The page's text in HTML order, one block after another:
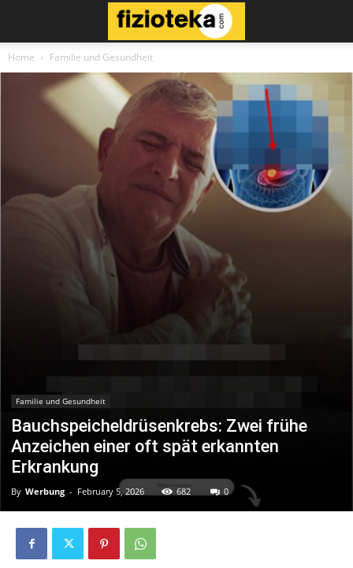
Home Familie und Gesundheit
Familie und Gesundheit
Bauchspeicheldrüsenkrebs: Zwei frühe
Anzeichen einer oft spät erkannten
Erkrankung
By Werbung - February 5, 2026 682 0